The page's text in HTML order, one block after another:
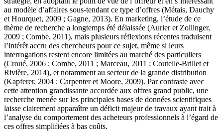
au modèle d’affaires sous-tendant ce type d’offres (Métais, Dauchy
et Hourquet, 2009 ; Gagne, 2013). En marketing, l’étude de ce
thème de recherche a longtemps été délaissée (Aurier et Zollinger,
2009 ; Combe, 2011), mais plusieurs réflexions récentes traduisent
l’intérêt accru des chercheurs pour ce sujet, même si leurs
interrogations restent encore limitées au marché des particuliers
(Croué, 2006 ; Combe, 2011 ; Marceau, 2011 ; Coutelle-Brillet et
Rivière, 2014), et notamment au secteur de la grande distribution
(Kapferer, 2004 ; Carpenter et Moore, 2009). Par contraste avec
cette attention grandissante accordée aux offres grand public, une
recherche menée sur les principales bases de données scientifiques
laisse clairement apparaître un déficit majeur de travaux ayant trait à
l’analyse du comportement des acheteurs professionnels à l’égard de
ces offres simplifiées à bas coûts.